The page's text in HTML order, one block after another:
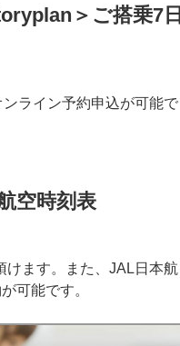
＞ご搭乗7日
ライン予約申込が可能で
空時刻表
けます。また、JAL日本航
可能です。